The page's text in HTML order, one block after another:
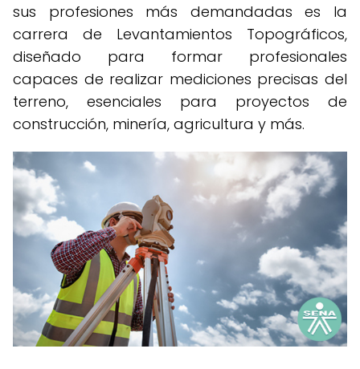
sus profesiones más demandadas es la
carrera de Levantamientos Topográficos,
diseñado para formar profesionales
capaces de realizar mediciones precisas del
terreno, esenciales para proyectos de
construcción, minería, agricultura y más.